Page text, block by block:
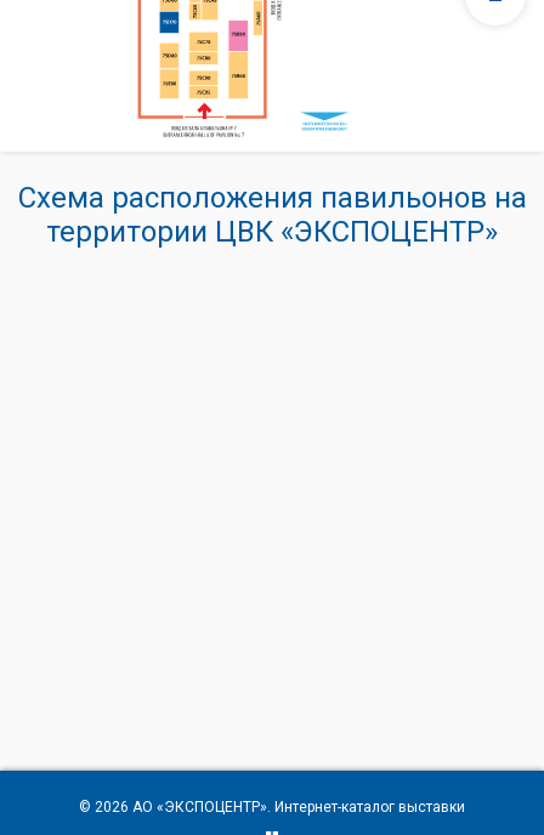
Схема расположения павильонов на
территории ЦВК «ЭКСПОЦЕНТР»
© 2026 АО «ЭКСПОЦЕНТР». Интернет-каталог выставки